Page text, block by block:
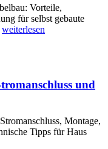
Vorteile,
für selbst gebaute
weiterlesen
und
Montage,
Tipps für Haus